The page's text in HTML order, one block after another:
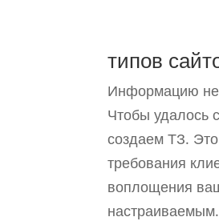
типов
Информацию
Чтобы удалось
создаем ТЗ.
требования
воплощения